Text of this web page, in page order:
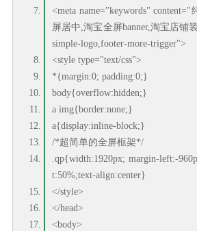
<meta name="keywords"
屏居中,淘宝全屏banner,淘宝店铺
simple-logo,footer-more-trigger">
<style type="text/css">
*{margin:0; padding:0;}
body{overflow:hidden;}
a img{border:none;}
a{display:inline-block;}
/*超简单的全屏框架*/
.qp{width:1920px; margin-left:-
t:50%;text-align:center}
</style>
</head>
<body>